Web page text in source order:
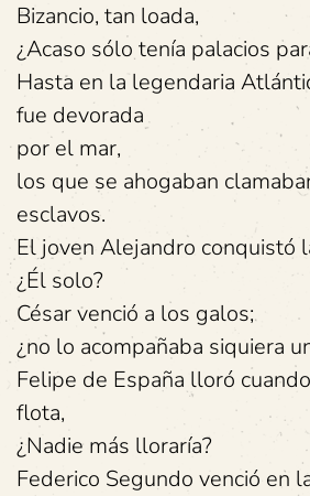
Bizancio, tan loada,
¿Acaso sólo tenía palacios
Hasta en la legendaria
fue devorada
por el mar,
los que se ahogaban
esclavos.
El joven Alejandro conquistó
¿Él solo?
César venció a los galos;
¿no lo acompañaba siquiera
Felipe de España lloró
flota,
¿Nadie más lloraría?
Federico Segundo venció en